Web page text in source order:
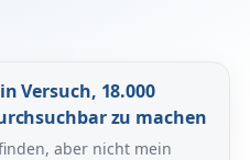
Versuch, 18.000
zu machen
aber nicht mein